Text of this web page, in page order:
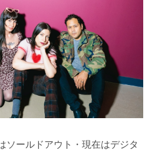
ールドアウト・現在はデジタ